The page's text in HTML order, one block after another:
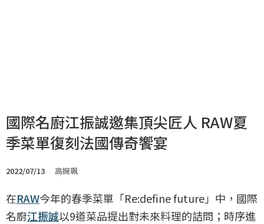
國際名廚江振誠邀集頂尖匠人 RAW夏
季菜單復刻法國傳奇饗宴
2022/07/13 高婉珮
在RAW今年的春季菜單「Re:define future」中，國際
名廚江振誠以9道菜品提出對未來料理的詰問；時序進